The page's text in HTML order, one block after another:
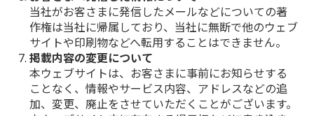
当社がお客さまに発信したメールなどについての著
作権は当社に帰属しており、当社に無断で他のウェブ
サイトや印刷物などへ転用することはできません。
掲載内容の変更について
本ウェブサイトは、お客さまに事前にお知らせする
ことなく、情報やサービス内容、アドレスなどの追
加、変更、廃止をさせていただくことがございます。